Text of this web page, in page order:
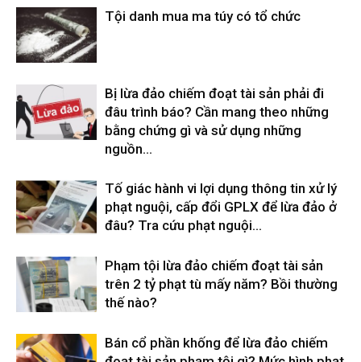
Tội danh mua ma túy có tổ chức
Bị lừa đảo chiếm đoạt tài sản phải đi
đâu trình báo? Cần mang theo những
bằng chứng gì và sử dụng những
nguồn...
Tố giác hành vi lợi dụng thông tin xử lý
phạt nguội, cấp đổi GPLX để lừa đảo ở
đâu? Tra cứu phạt nguội...
Phạm tội lừa đảo chiếm đoạt tài sản
trên 2 tỷ phạt tù mấy năm? Bồi thường
thế nào?
Bán cổ phần khống để lừa đảo chiếm